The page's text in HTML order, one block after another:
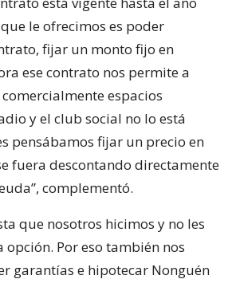
le ofrecimos es poder
fijar un monto fijo en
ese contrato nos permite a
espacios
y el club social no lo está
pensábamos fijar un precio en
fuera descontando directamente
complementó.
que nosotros hicimos y no les
opción. Por eso también nos
garantías e hipotecar Nonguén